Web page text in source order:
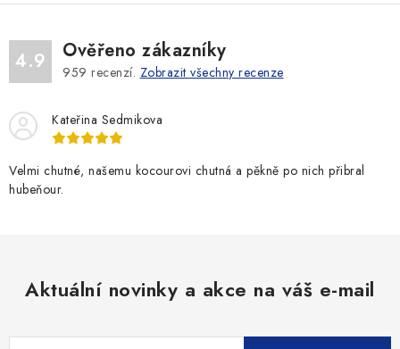
4.9 Ověřeno zákazníky
959 recenzí. Zobrazit všechny recenze
Kateřina Sedmikova
Velmi chutné, našemu kocourovi chutná a pěkně po nich přibral
hubeňour.
Aktuální novinky a akce na váš e-mail